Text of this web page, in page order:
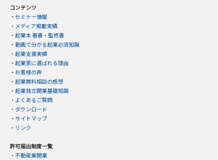
コンテンツ
・ セミナー情報
・ メディア掲載実績
・ 起業本 著書・監修書
・ 動画で分かる起業必須知識
・ 起業支援実績
・ 起業家に選ばれる理由
・ お客様の声
・ 起業無料相談の感想
・ 起業独立開業基礎知識
・ よくあるご質問
・ ダウンロード
・ サイトマップ
・ リンク
許可届出制度一覧
・ 不動産業開業